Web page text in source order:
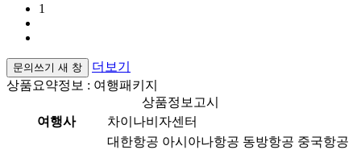
1
문의쓰기 새 창
더보기
상품요약정보 : 여행패키지
상품정보고시
여행사
차이나비자센터
대한항공 아시아나항공 동방항공 중국항공